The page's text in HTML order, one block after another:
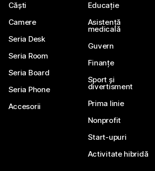
Căști
Camere
Seria Desk
Seria Room
Seria Board
Seria Phone
Accesorii
Educație
Asistență
medicală
Guvern
Finanțe
Sport și
divertisment
Prima linie
Nonprofit
Start-upuri
Activitate hibridă